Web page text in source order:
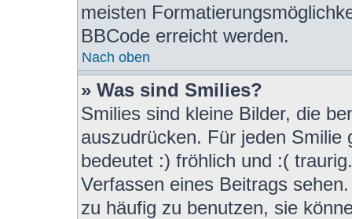
meisten
BBCode erreicht werden.
Nach oben
» Was sind Smilies?
Smilies sind kleine Bilder, die
auszudrücken. Für jeden
bedeutet :) fröhlich und :(
Verfassen eines Beitrags
zu häufig zu benutzen, sie